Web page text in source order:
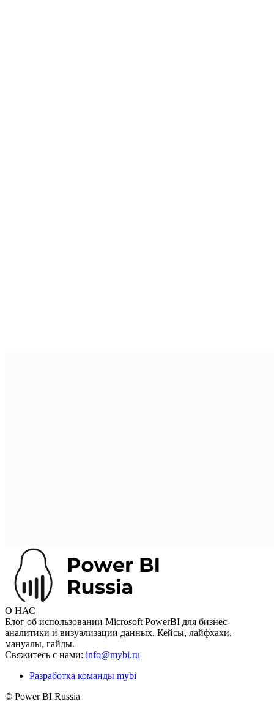
О НАС
Блог об использовании Microsoft PowerBI для бизнес-
аналитики и визуализации данных. Кейсы, лайфхахи,
мануалы, гайды.
Свяжитесь с нами: info@mybi.ru
Разработка команды mybi
© Power BI Russia